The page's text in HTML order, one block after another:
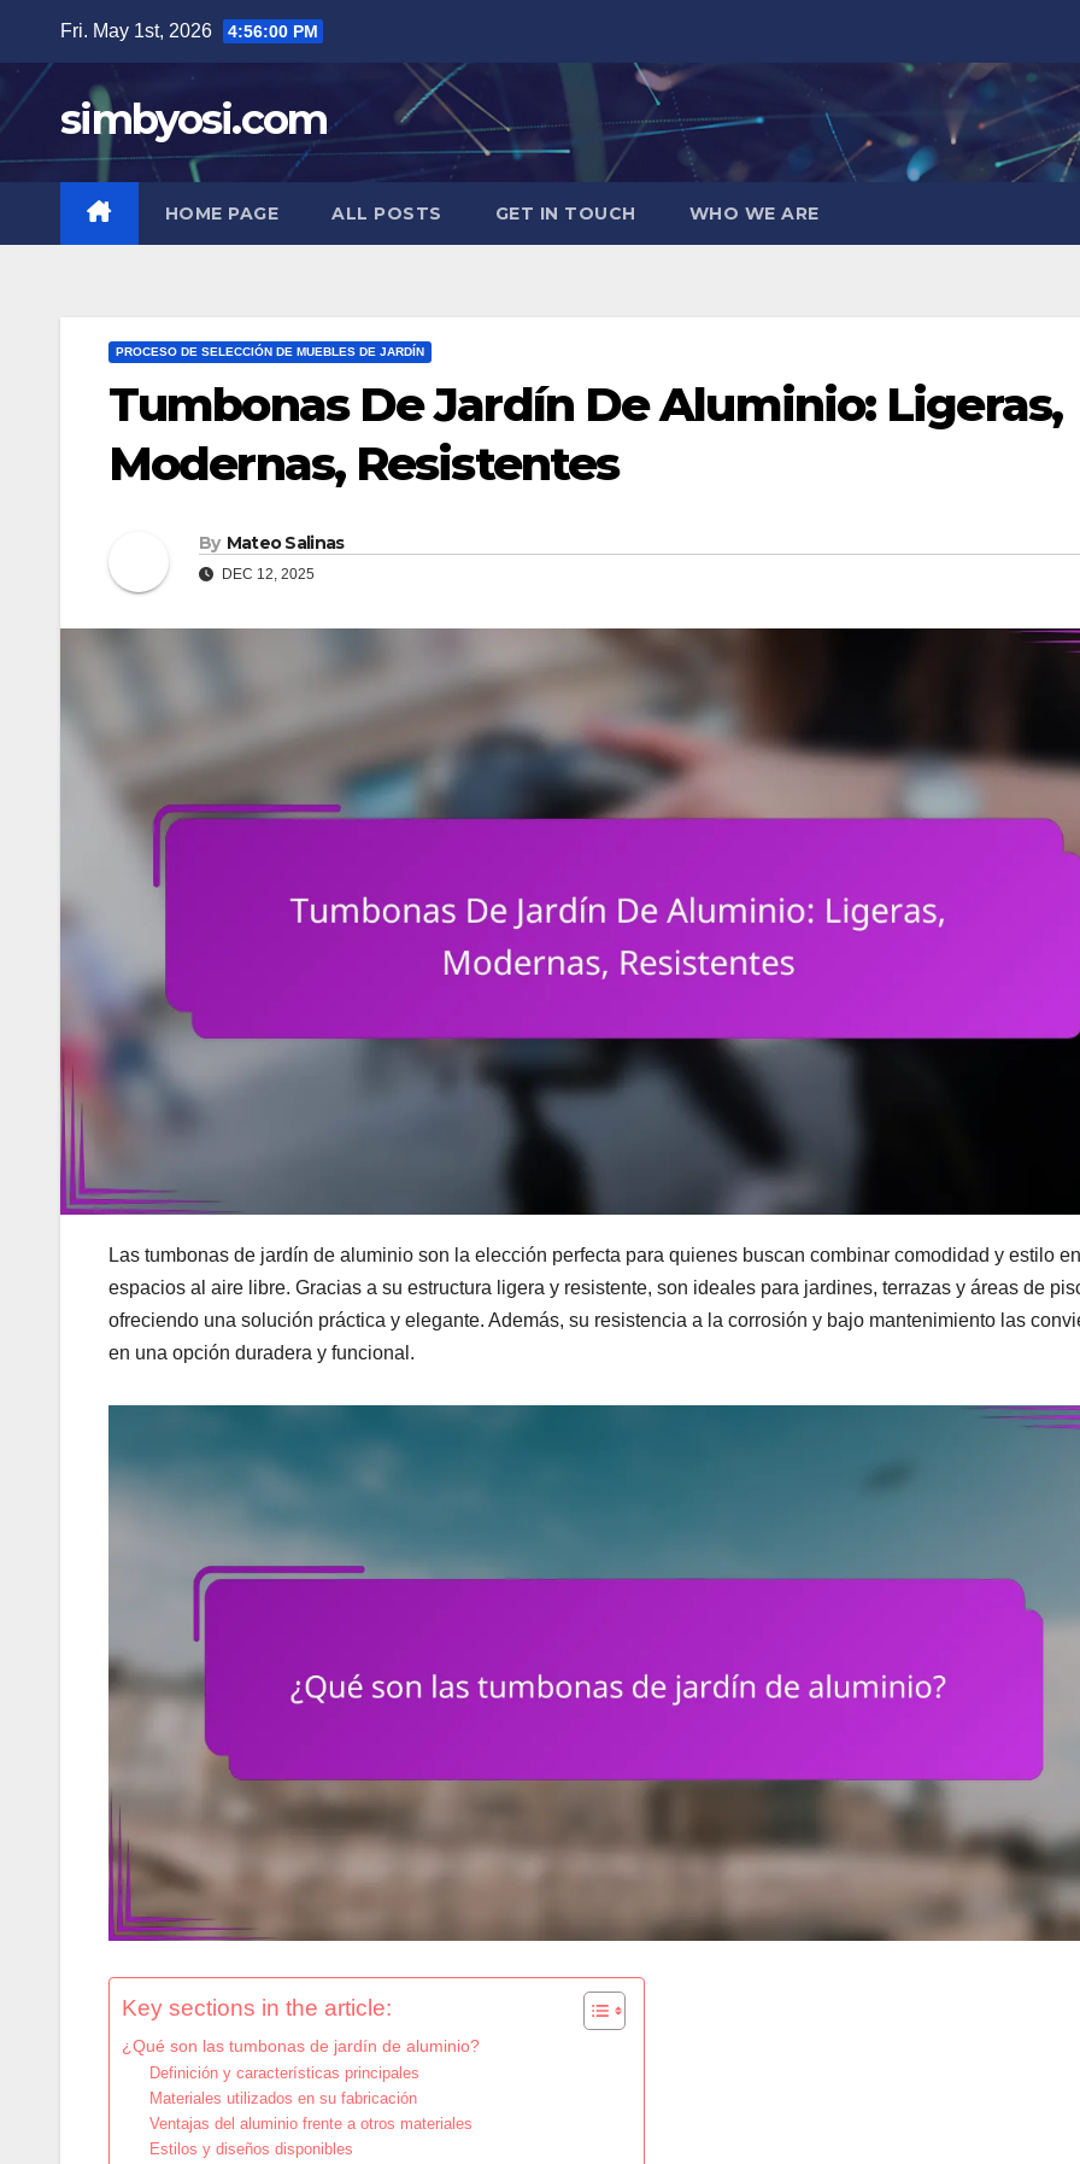
content
Fri. May 1st, 2026 4:56:01 PM
simbyosi.com
HOME PAGE ALL POSTS GET IN TOUCH WHO WE ARE
PROCESO DE SELECCIÓN DE MUEBLES DE JARDÍN
Tumbonas De Jardín De Aluminio: Ligeras,
Modernas, Resistentes
By Mateo Salinas
DEC 12, 2025
Las tumbonas de jardín de aluminio son la elección perfecta para quienes buscan combinar comodidad y estilo
espacios al aire libre. Gracias a su estructura ligera y resistente, son ideales para jardines, terrazas y áreas de
ofreciendo una solución práctica y elegante. Además, su resistencia a la corrosión y bajo mantenimiento las
en una opción duradera y funcional.
Key sections in the article:
¿Qué son las tumbonas de jardín de aluminio?
Definición y características principales
Materiales utilizados en su fabricación
Ventajas del aluminio frente a otros materiales
Estilos y diseños disponibles